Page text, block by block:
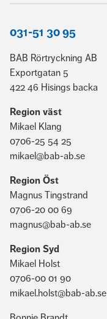
031-51 30 95
BAB Rörtryckning AB
Exportgatan 5
422 46 Hisings backa
Region väst
Mikael Klang
0706-25 54 25
mikael@bab-ab.se
Region Öst
Magnus Tingstrand
0706-20 00 69
magnus@bab-ab.se
Region Syd
Mikael Holst
0706-00 01 90
mikael.holst@bab-ab.se